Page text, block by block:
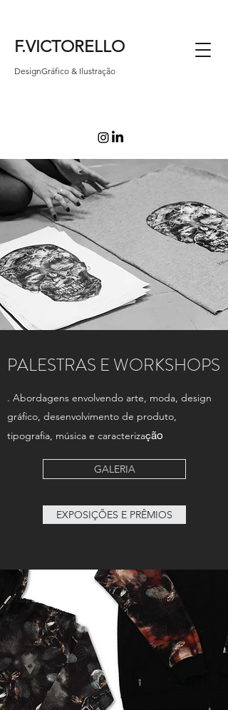
F.VICTORELLO
DesignGráfico & Ilustração
PALESTRAS E WORKSHOPS
. Abordagens envolvendo arte, moda, design
gráfico, desenvolvimento de produto,
tipografia, música e caracterização
GALERIA
EXPOSIÇÕES E PRÊMIOS